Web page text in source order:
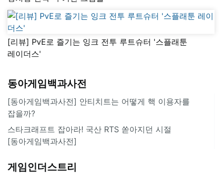
[리뷰] PvE로 즐기는 잉크 전투 루트슈터 '스플래툰
레이더스'
동아게임백과사전
[동아게임백과사전] 안티치트는 어떻게 핵 이용자를
잡을까?
스타크래프트 잡아라! 국산 RTS 쏟아지던 시절
[동아게임백과사전]
게임인더스트리